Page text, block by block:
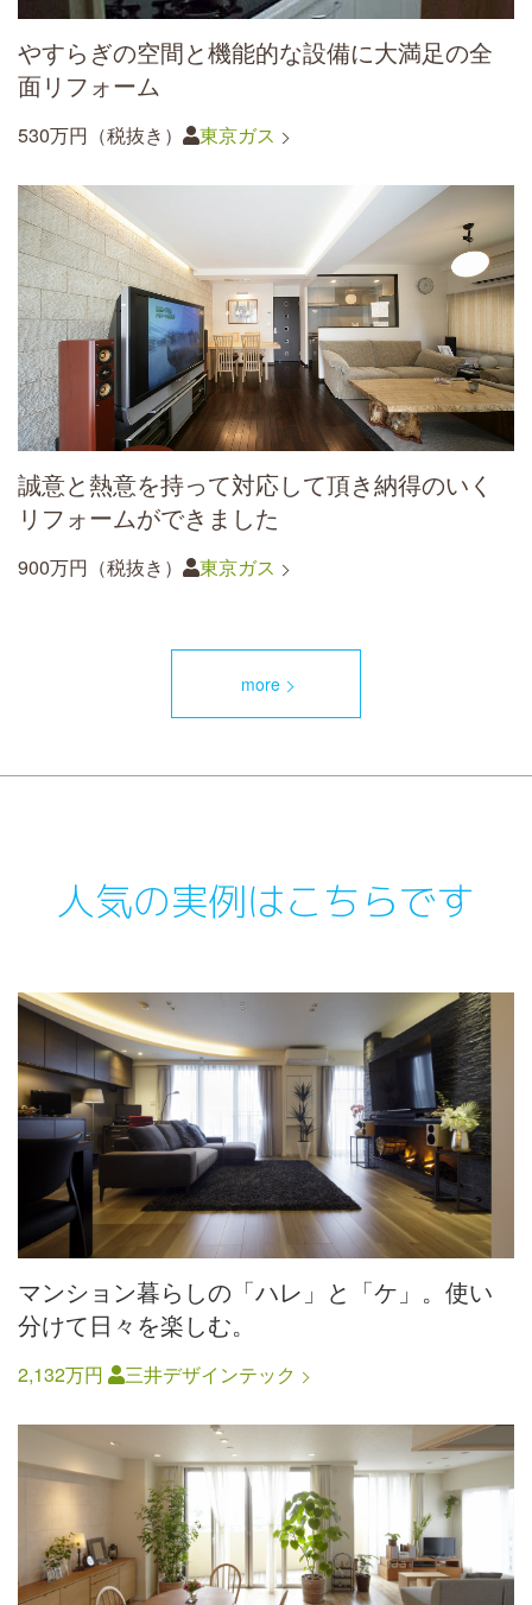
やすらぎの空間と機能的な設備に大満足の全
面リフォーム
530万円（税抜き） 東京ガス
誠意と熱意を持って対応して頂き納得のいく
リフォームができました
900万円（税抜き） 東京ガス
more
人気の実例はこちらです
マンション暮らしの「ハレ」と「ケ」。使い
分けて日々を楽しむ。
2,132万円 三井デザインテック